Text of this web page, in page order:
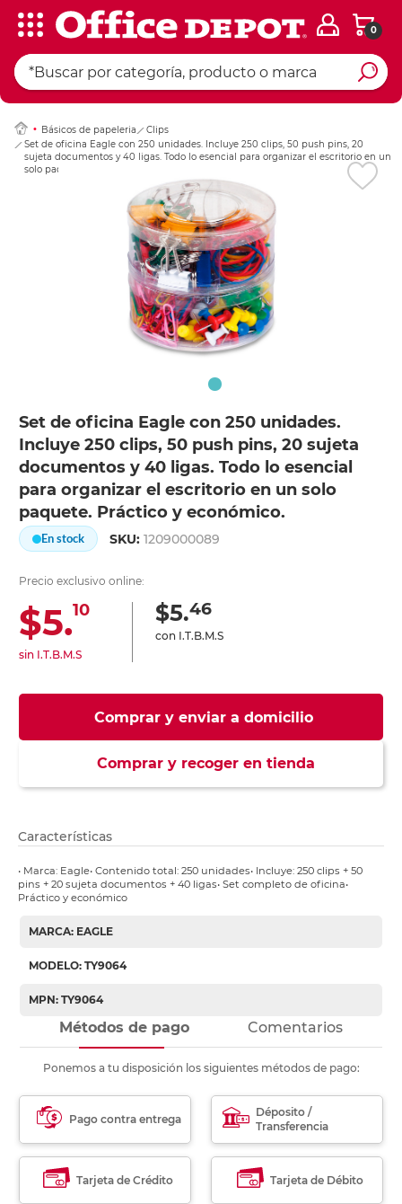
0
Básicos de papeleria
Clips
Set de oficina Eagle con 250 unidades. Incluye 250 clips, 50 push pins, 20
sujeta documentos y 40 ligas. Todo lo esencial para organizar el escritorio en un
solo paquete. Práctico y económico.
Set de oficina Eagle con 250 unidades.
Incluye 250 clips, 50 push pins, 20 sujeta
documentos y 40 ligas. Todo lo esencial
para organizar el escritorio en un solo
paquete. Práctico y económico.
En stock SKU:1209000089
Precio exclusivo online:
$5.10
sin I.T.B.M.S
$5.46
con I.T.B.M.S
Comprar y enviar a domicilio
Comprar y recoger en tienda
Ingresar Codigo
Características
• Marca: Eagle• Contenido total: 250 unidades• Incluye: 250 clips + 50
pins + 20 sujeta documentos + 40 ligas• Set completo de oficina•
Práctico y económico
MARCA: EAGLE
MODELO: TY9064
MPN: TY9064
Métodos de pago Comentarios
Ponemos a tu disposición los siguientes métodos de pago:
Pago contra entrega
Déposito /
Transferencia
Tarjeta de Crédito Tarjeta de Débito